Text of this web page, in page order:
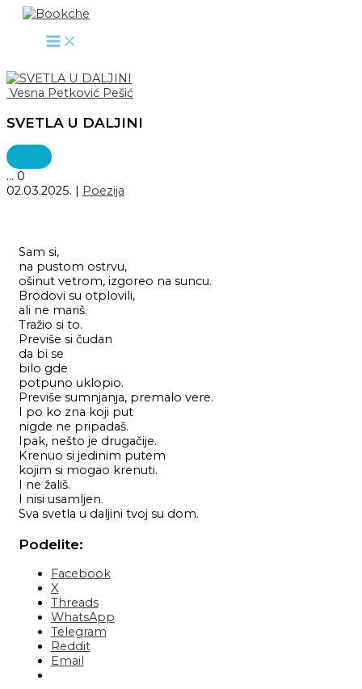
Pređi
Vesna Petković Pešić
SVETLA U DALJINI
... 0
02.03.2025. | Poezija
Sam si,
na pustom ostrvu,
ošinut vetrom, izgoreo na suncu.
Brodovi su otplovili,
ali ne mariš.
Tražio si to.
Previše si čudan
da bi se
bilo gde
potpuno uklopio.
Previše sumnjanja, premalo vere.
I po ko zna koji put
nigde ne pripadaš.
Ipak, nešto je drugačije.
Krenuo si jedinim putem
kojim si mogao krenuti.
I ne žališ.
I nisi usamljen.
Sva svetla u daljini tvoj su dom.
Podelite:
Facebook
X
Threads
WhatsApp
Telegram
Reddit
Email